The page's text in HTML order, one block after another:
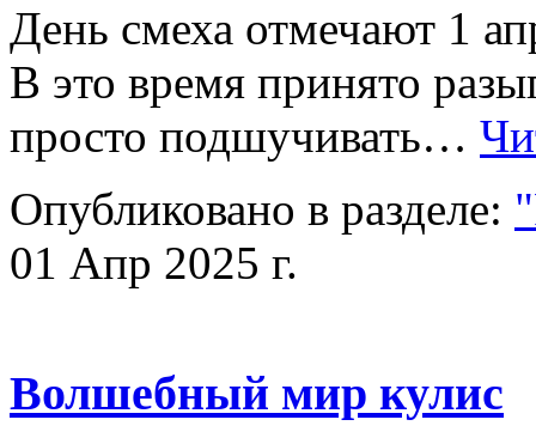
День смеха отмечают 1
В это время принято
просто подшучивать…
Опубликовано в разделе:
01 Апр 2025 г.
Волшебный мир кулис